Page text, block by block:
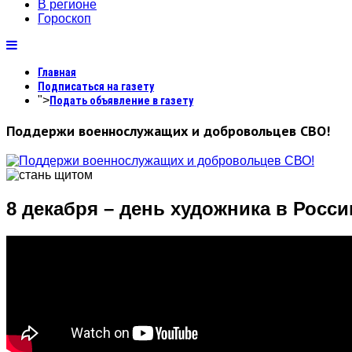
В регионе
Гороскоп
Главная
Подписаться на газету
">Подать объявление в газету
Поддержи военнослужащих и добровольцев СВО!
8 декабря – день художника в